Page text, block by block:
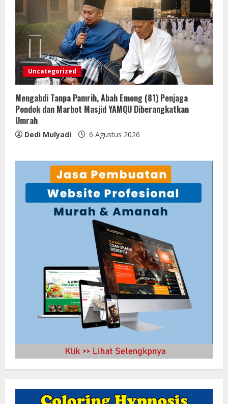
Uncategorized
Mengabdi Tanpa Pamrih, Abah Emong (81) Penjaga
Pondok dan Marbot Masjid YAMQU Diberangkatkan
Umrah
Dedi Mulyadi 6 Agustus 2026